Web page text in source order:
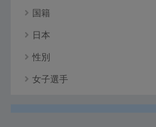
国籍
日本
性別
女子選手